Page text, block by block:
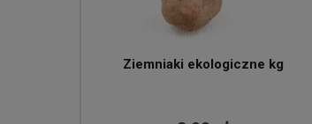
Ziemniaki ekologiczne kg